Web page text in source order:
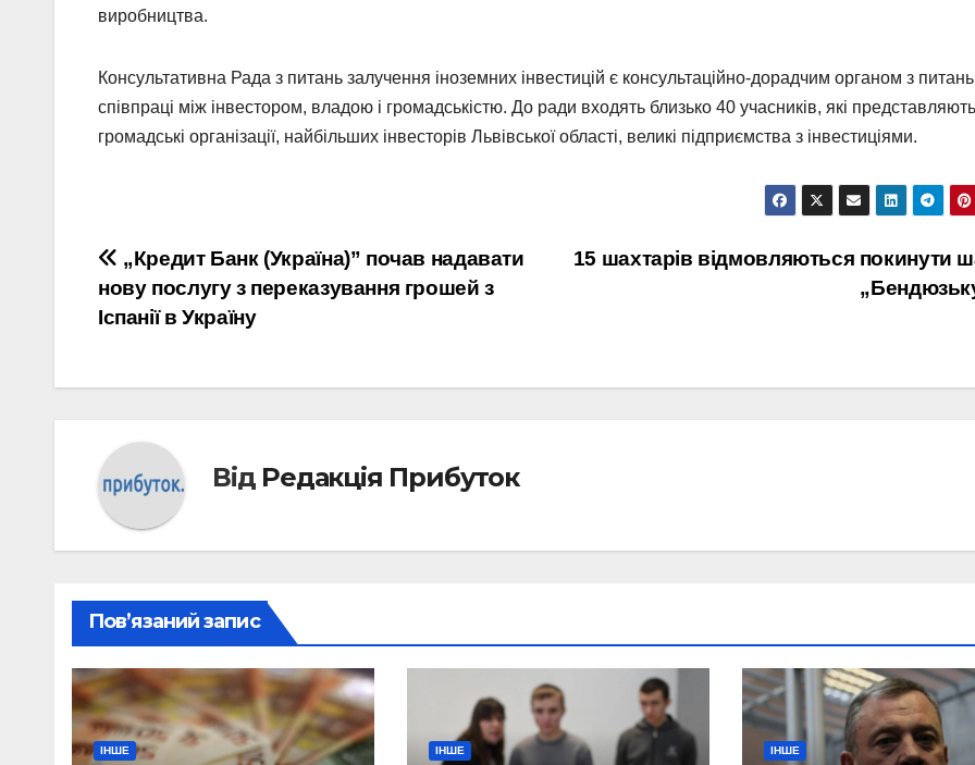
виробництва.
Консультативна Рада з питань залучення іноземних інвестицій є консультаційно-дорадчим органом з питань
співпраці між інвестором, владою і громадськістю. До ради входять близько 40 учасників, які представляють
громадські організації, найбільших інвесторів Львівської області, великі підприємства з інвестиціями.
Навігація
записів
15 шахтарів відмовляються покинути
„Кредит Банк (Україна)” почав надавати
нову послугу з переказування грошей з
Іспанії в Україну
Від Редакція Прибуток
Пов’язаний запис
ІНШЕ ІНШЕ ІНШЕ